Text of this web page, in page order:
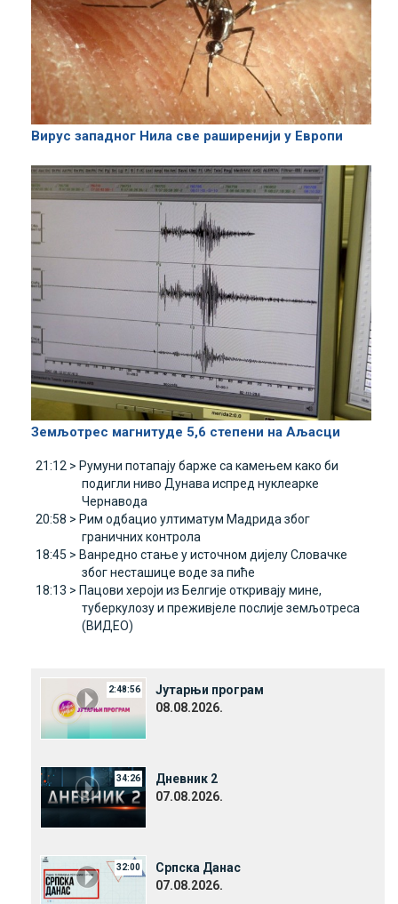
Вирус западног Нила све раширенији у Европи
Земљотрес магнитуде 5,6 степени на Aљасци
21:12 > Румуни потапају барже са камењем како би
подигли ниво Дунава испред нуклеарке
Чернавода
20:58 > Рим одбацио ултиматум Mадрида због
граничних контрола
18:45 > Ванредно стање у источном дијелу Словачке
због несташице воде за пиће
18:13 > Пацови хероји из Белгије откривају мине,
туберкулозу и преживјеле послије земљотреса
(ВИДЕО)
2:48:56
Јутарњи програм
08.08.2026.
34:26
Дневник 2
07.08.2026.
32:00
Српска Данас
07.08.2026.